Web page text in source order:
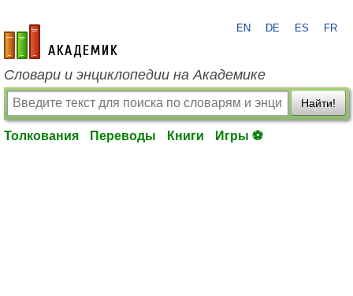
academic.ru
EN DE ES FR
Словари и энциклопедии на Академике
Найти!
Толкования Переводы Книги Игры ⚽